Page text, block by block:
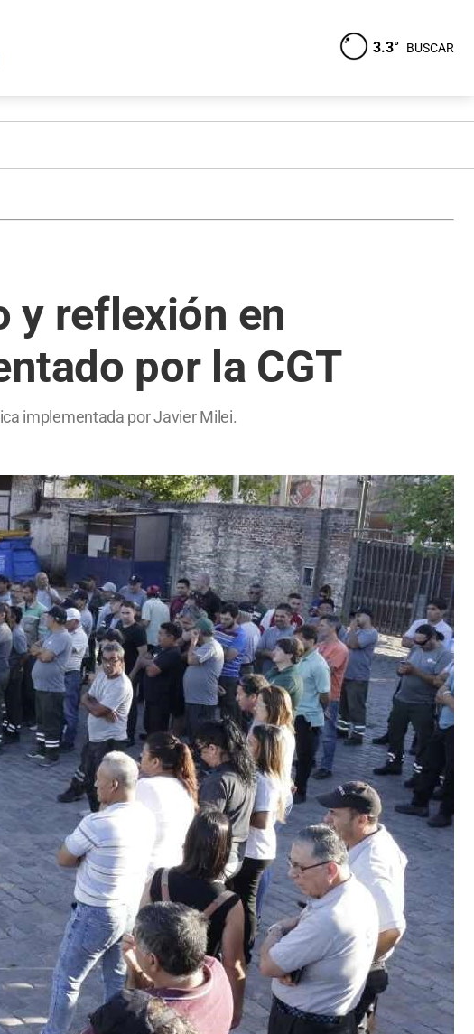
3.3° BUSCAR
y reflexión en
por la CGT
implementada por Javier Milei.